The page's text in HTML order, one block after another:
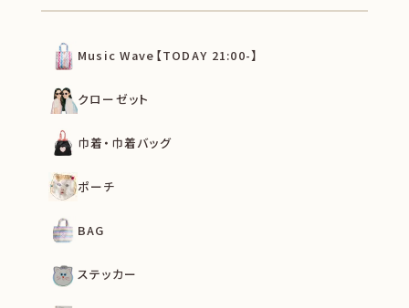
Music Wave【TODAY 21:00-】
クローゼット
巾着・巾着バッグ
ポーチ
BAG
ステッカー